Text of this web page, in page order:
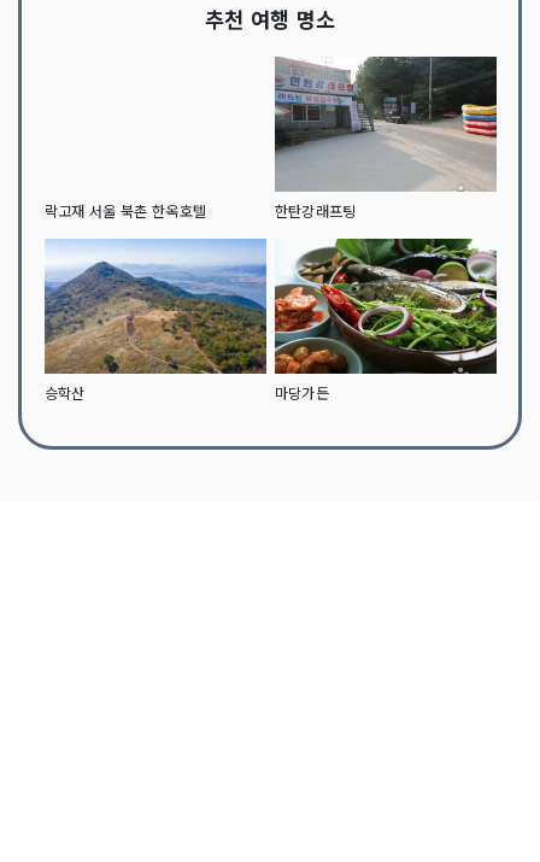
추천 여행 명소
락고재 서울 북촌 한옥호텔 한탄강래프팅
승학산 마당가든